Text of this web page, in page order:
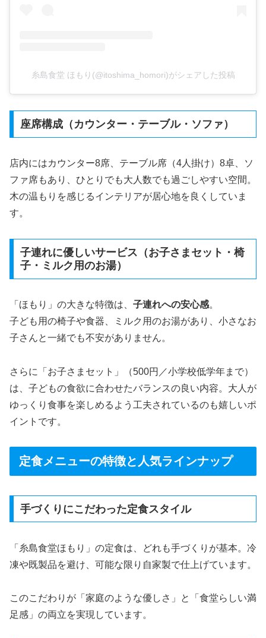
糸島食堂 ほもり(@itoshima_homori)がシェアした投稿
座席構成（カウンター・テーブル・ソファ）
店内にはカウンター8席、テーブル席（4人掛け）8卓、ソ
ファ席もあり、ひとりでも大人数でも過ごしやすい空間。
木の温もりを感じるインテリアが居心地を良くしていま
す。
子連れに優しいサービス（お子さまセット・椅
子・ミルク用のお湯）
「ほもり」の大きな特徴は、 子連れへの安心感。
子ども用の椅子や食器、ミルク用のお湯があり、小さなお
子さんと一緒でも不安がありません。
さらに「お子さまセット」（500円／小学校低学年まで）
は、子どもの食欲に合わせたバランスの良い内容。大人が
ゆっくり食事を楽しめるよう工夫されているのも嬉しいポ
イントです。
定食メニューの特徴と人気ラインナップ
手づくりにこだわった定食スタイル
「糸島食堂ほもり」の定食は、どれも手づくりが基本。冷
凍や既製品を避け、可能な限り自家製で仕上げています。
このこだわりが「家庭のような優しさ」と「食堂らしい満
足感」の両立を実現しています。